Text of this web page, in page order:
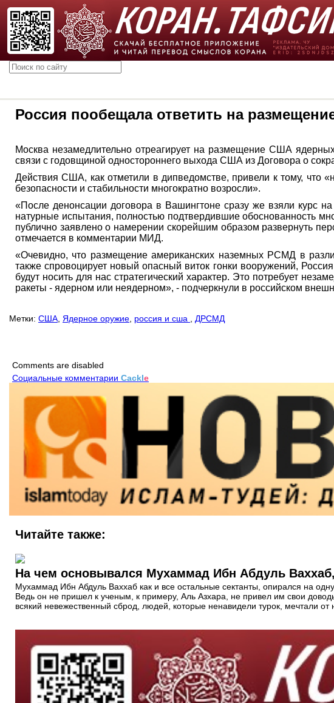
Россия пообещала ответить на
Москва незамедлительно отреагирует на размещение США
связи с годовщиной одностороннего выхода США из Договора о
Действия США, как отметили в дипведомстве, привели к тому, что
безопасности и стабильности многократно возросли».
«После денонсации договора в Вашингтоне сразу же взяли курс
натурные испытания, полностью подтвердившие обоснованность
публично заявлено о намерении скорейшим образом развернуть
отмечается в комментарии МИД.
«Очевидно, что размещение американских наземных РСМД в
также спровоцирует новый опасный виток гонки вооружений,
будут носить для нас стратегический характер. Это потребует
ракеты - ядерном или неядерном», - подчеркнули в российском
Метки: США Ядерное оружие россия и сша ДРСМД
Comments are disabled
Социальные комментарии Cackle
Читайте также:
На чем основывался Мухаммад Ибн Абдуль
Мухаммад Ибн Абдуль Ваххаб как и все остальные сектанты, опирался на
Ведь он не пришел к ученым, к примеру, Аль Азхара, не привел им свои
всякий невежественный сброд, людей, которые ненавидели турок, мечтали от